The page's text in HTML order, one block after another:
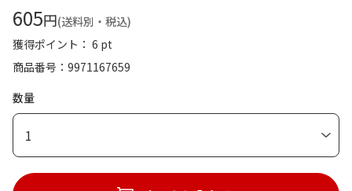
605円(送料別・税込)
獲得ポイント： 6 pt
商品番号
9971167659
数量
1